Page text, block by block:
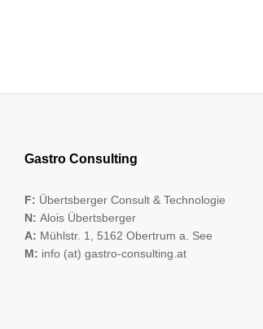
Gastro Consulting
F: Übertsberger Consult & Technologie
N: Alois Übertsberger
A: Mühlstr. 1, 5162 Obertrum a. See
M: info (at) gastro-consulting.at